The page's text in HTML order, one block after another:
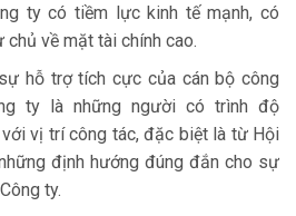
ty có tiềm lực kinh tế mạnh, có
về mặt tài chính cao.
hỗ trợ tích cực của cán bộ công
ty là những người có trình độ
vị trí công tác, đặc biệt là từ Hội
định hướng đúng đắn cho sự
ty.